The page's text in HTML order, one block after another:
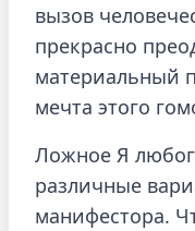
вызов
прекрасно
материальный
мечта этого
Ложное Я
различные
манифестора.